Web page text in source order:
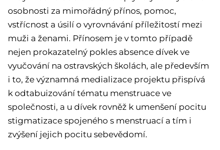
osobnosti za mimořádný přínos, pomoc,
vstřícnost a úsilí o vyrovnávání příležitostí mezi
muži a ženami. Přínosem je v tomto případě
nejen prokazatelný pokles absence dívek ve
vyučování na ostravských školách, ale především
i to, že významná medializace projektu přispívá
k odtabuizování tématu menstruace ve
společnosti, a u dívek rovněž k umenšení pocitu
stigmatizace spojeného s menstruací a tím i
zvýšení jejich pocitu sebevědomí.